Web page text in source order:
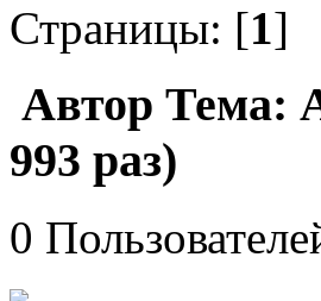
Страницы: [1]
Автор Тема:
993 раз)
0